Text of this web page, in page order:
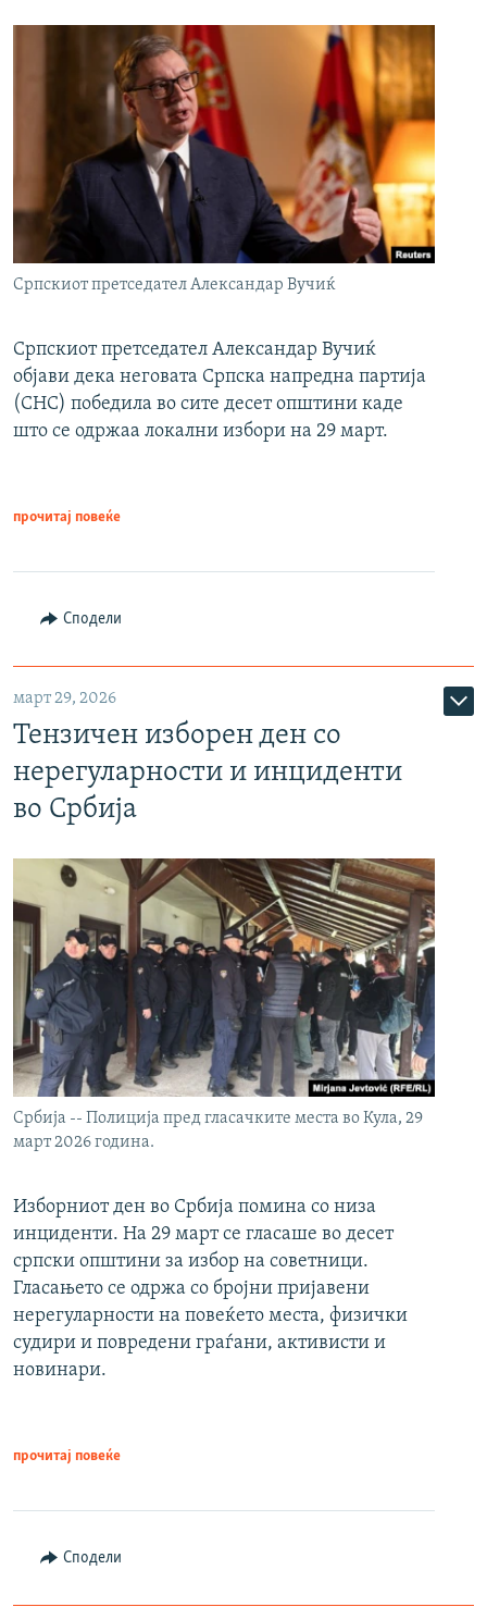
Српскиот претседател Александар Вучиќ
Српскиот претседател Александар Вучиќ
објави дека неговата Српска напредна партија
(СНС) победила во сите десет општини каде
што се одржаа локални избори на 29 март.
прочитај повеќе
Сподели
март 29, 2026
Тензичен изборен ден со
нерегуларности и инциденти
во Србија
Србија -- Полиција пред гласачките места во Кула, 29
март 2026 година.
Изборниот ден во Србија помина со низа
инциденти. На 29 март се гласаше во десет
српски општини за избор на советници.
Гласањето се одржа со бројни пријавени
нерегуларности на повеќето места, физички
судири и повредени граѓани, активисти и
новинари.
прочитај повеќе
Сподели